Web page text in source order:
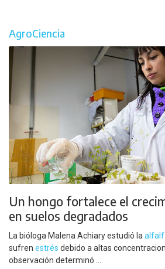
AgroCiencia
Un hongo fortalece el
en suelos degradados
La bióloga Malena Achiary estudió la
sufren estrés debido a altas
observación determinó ...